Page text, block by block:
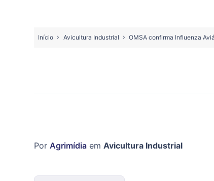
Início Avicultura Industrial OMSA confirma Influenza
Por Agrimídia em Avicultura Industrial